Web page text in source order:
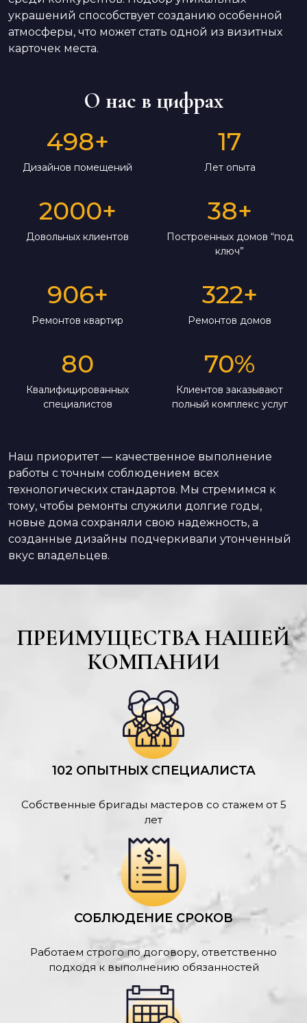
украшений способствует созданию особенной
атмосферы, что может стать одной из визитных
карточек места.
О нас в цифрах
498+
Дизайнов помещений
17
Лет опыта
2000+
Довольных клиентов
38+
Построенных домов “под
ключ”
906+
Ремонтов квартир
322+
Ремонтов домов
80
Квалифицированных
специалистов
70%
Клиентов заказывают
полный комплекс услуг
Наш приоритет — качественное выполнение
работы с точным соблюдением всех
технологических стандартов. Мы стремимся к
тому, чтобы ремонты служили долгие годы,
новые дома сохраняли свою надежность, а
созданные дизайны подчеркивали утонченный
вкус владельцев.
ПРЕИМУЩЕСТВА НАШЕЙ
КОМПАНИИ
102 ОПЫТНЫХ СПЕЦИАЛИСТА
Собственные бригады мастеров со стажем от 5
лет
СОБЛЮДЕНИЕ СРОКОВ
Работаем строго по договору, ответственно
подходя к выполнению обязанностей